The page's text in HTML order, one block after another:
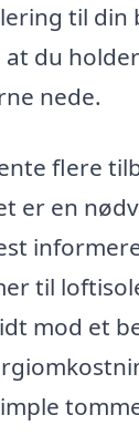
til din
at du holder
nede.
flere
er en
til
mod et